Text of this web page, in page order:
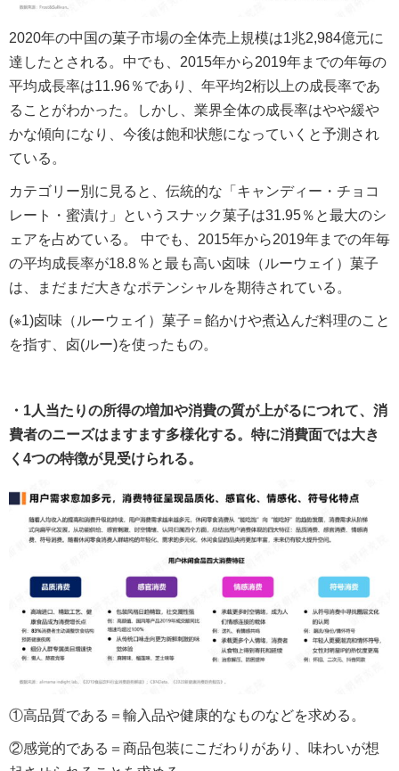
2020年の中国の菓子市場の全体売上規模は1兆2,984億元に
達したとされる。中でも、2015年から2019年までの年毎の
平均成長率は11.96％であり、年平均2桁以上の成長率であ
ることがわかった。しかし、業界全体の成長率はやや緩や
かな傾向になり、今後は飽和状態になっていくと予測され
ている。
カテゴリー別に見ると、伝統的な「キャンディー・チョコ
レート・蜜漬け」というスナック菓子は31.95％と最大のシ
ェアを占めている。 中でも、2015年から2019年までの年毎
の平均成長率が18.8％と最も高い卤味（ルーウェイ）菓子
は、まだまだ大きなポテンシャルを期待されている。
(※1)卤味（ルーウェイ）菓子＝餡かけや煮込んだ料理のこと
を指す、卤(ルー)を使ったもの。
・1人当たりの所得の増加や消費の質が上がるにつれて、消
費者のニーズはますます多様化する。特に消費面では大き
く4つの特徴が見受けられる。
①高品質である＝輸入品や健康的なものなどを求める。
②感覚的である＝商品包装にこだわりがあり、味わいが想